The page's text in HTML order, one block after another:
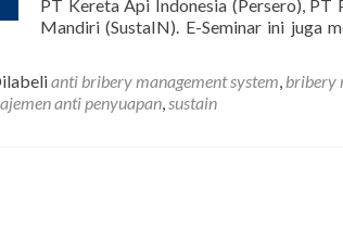
PT Kereta Api Indonesia (Persero), PT
Mandiri (SustaIN). E-Seminar ini juga
anti bribery management system, bribery
anti penyuapan,sustain